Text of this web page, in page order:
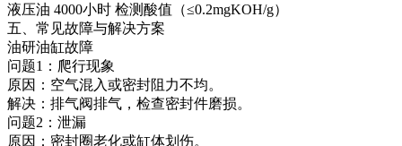
液压油 4000小时 检测酸值（≤0.2mgKOH/g）
五、常见故障与解决方案
油研油缸故障
问题1：爬行现象
原因：空气混入或密封阻力不均。
解决：排气阀排气，检查密封件磨损。
问题2：泄漏
原因：密封圈老化或缸体划伤。